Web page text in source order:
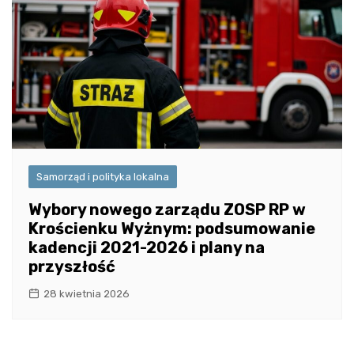
Samorząd i polityka lokalna
Wybory nowego zarządu ZOSP RP w
Krościenku Wyżnym: podsumowanie
kadencji 2021-2026 i plany na
przyszłość
28 kwietnia 2026